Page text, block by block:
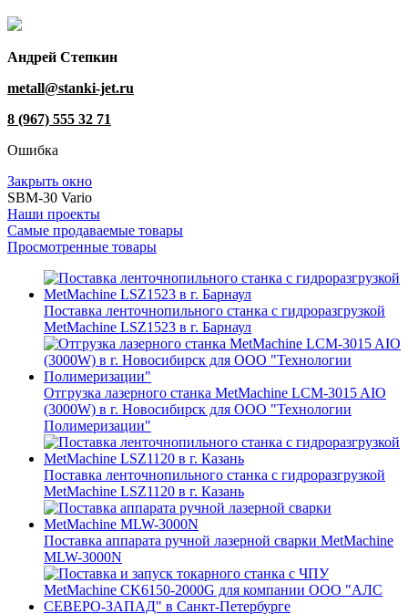
Андрей Степкин
metall@stanki-jet.ru
8 (967) 555 32 71
Ошибка
Закрыть окно
SBM-30 Vario
Наши проекты
Самые продаваемые товары
Просмотренные товары
Поставка ленточнопильного станка c гидроразгрузкой
MetMachine LSZ1523 в г. Барнаул
Отгрузка лазерного станка MetMachine LCM-3015 AIO
(3000W) в г. Новосибирск для ООО "Технологии
Полимеризации"
Поставка ленточнопильного станка c гидроразгрузкой
MetMachine LSZ1120 в г. Казань
Поставка аппарата ручной лазерной сварки MetMachine
MLW-3000N